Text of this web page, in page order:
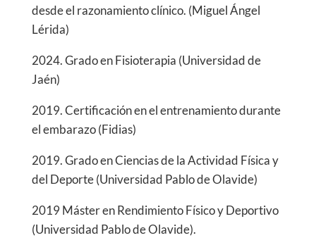
desde el razonamiento clínico. (Miguel Ángel
Lérida)
2024. Grado en Fisioterapia (Universidad de
Jaén)
2019. Certificación en el entrenamiento durante
el embarazo (Fidias)
2019. Grado en Ciencias de la Actividad Física y
del Deporte (Universidad Pablo de Olavide)
2019 Máster en Rendimiento Físico y Deportivo
(Universidad Pablo de Olavide).